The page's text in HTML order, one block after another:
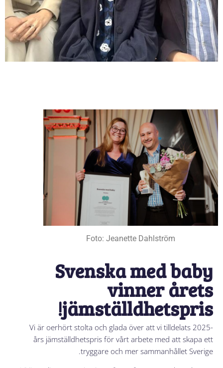
Foto: Jeanette Dahlström
Svenska med baby
vinner årets
jämställdhetspris!
Vi är oerhört stolta och glada över att vi tilldelats 2025-
års jämställdhetspris för vårt arbete med att skapa ett
tryggare och mer sammanhållet Sverige.